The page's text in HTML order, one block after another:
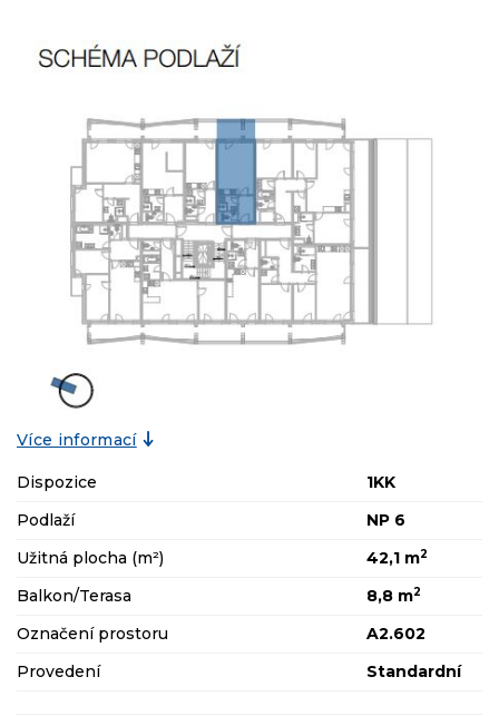
Více informací
Dispozice
1KK
Podlaží
NP 6
Užitná plocha (m²)
42,1 m2
Balkon/Terasa 8,8 m2
Označení prostoru
A2.602
Provedení
Standardní